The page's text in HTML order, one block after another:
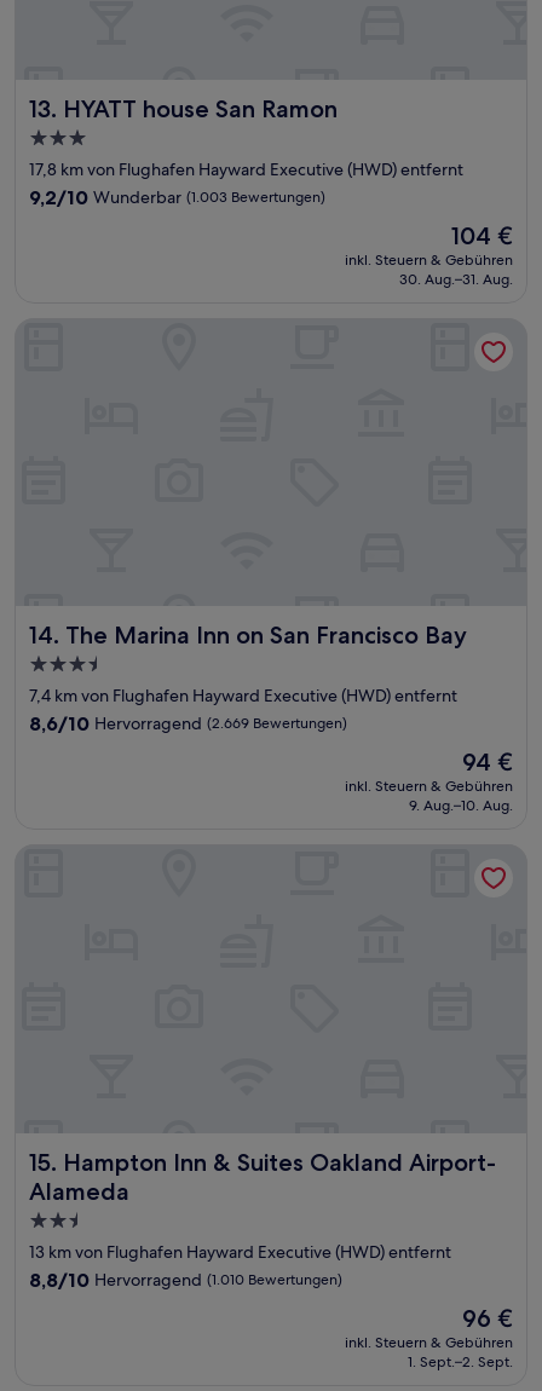
13. HYATT house San Ramon
HYATT house San Ramon
3.0-
Sterne-
Unterkunft
17,8 km von Flughafen Hayward Executive (HWD) entfernt
9.2
9,2/10 Wunderbar (1.003 Bewertungen)
Der
Preis
beträgt
104 €
inkl. Steuern & Gebühren
30. Aug.–31. Aug.
14. The Marina Inn on San Francisco Bay
The Marina Inn on San Francisco Bay
3.5-
Sterne-
Unterkunft
7,4 km von Flughafen Hayward Executive (HWD) entfernt
8.6
8,6/10 Hervorragend (2.669 Bewertungen)
Der
Preis
beträgt
94 €
inkl. Steuern & Gebühren
9. Aug.–10. Aug.
The Marina Inn on San Francisco Bay
15. Hampton Inn & Suites Oakland Airport-
Alameda
Hampton Inn & Suites Oakland Airport-Alameda
2.5-
Sterne-
Unterkunft
13 km von Flughafen Hayward Executive (HWD) entfernt
8.8
8,8/10 Hervorragend (1.010 Bewertungen)
Der
Preis
beträgt
96 €
inkl. Steuern & Gebühren
1. Sept.–2. Sept.